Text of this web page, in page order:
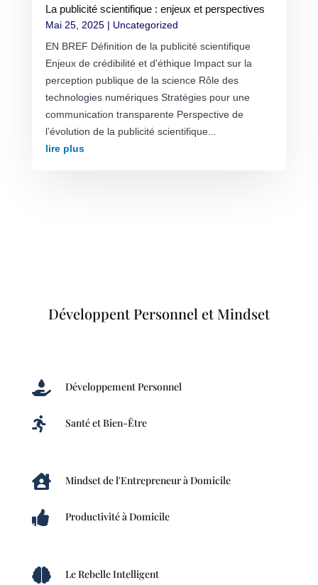
La publicité scientifique : enjeux et perspectives
Mai 25, 2025| Uncategorized
EN BREF Définition de la publicité scientifique
Enjeux de crédibilité et d'éthique Impact sur la
perception publique de la science Rôle des
technologies numériques Stratégies pour une
communication transparente Perspective de
l’évolution de la publicité scientifique...
lire plus
Développent Personnel et Mindset
 Développement Personnel
 Santé et Bien-Être
 Mindset de l'Entrepreneur à Domicile
 Productivité à Domicile
 Le Rebelle Intelligent